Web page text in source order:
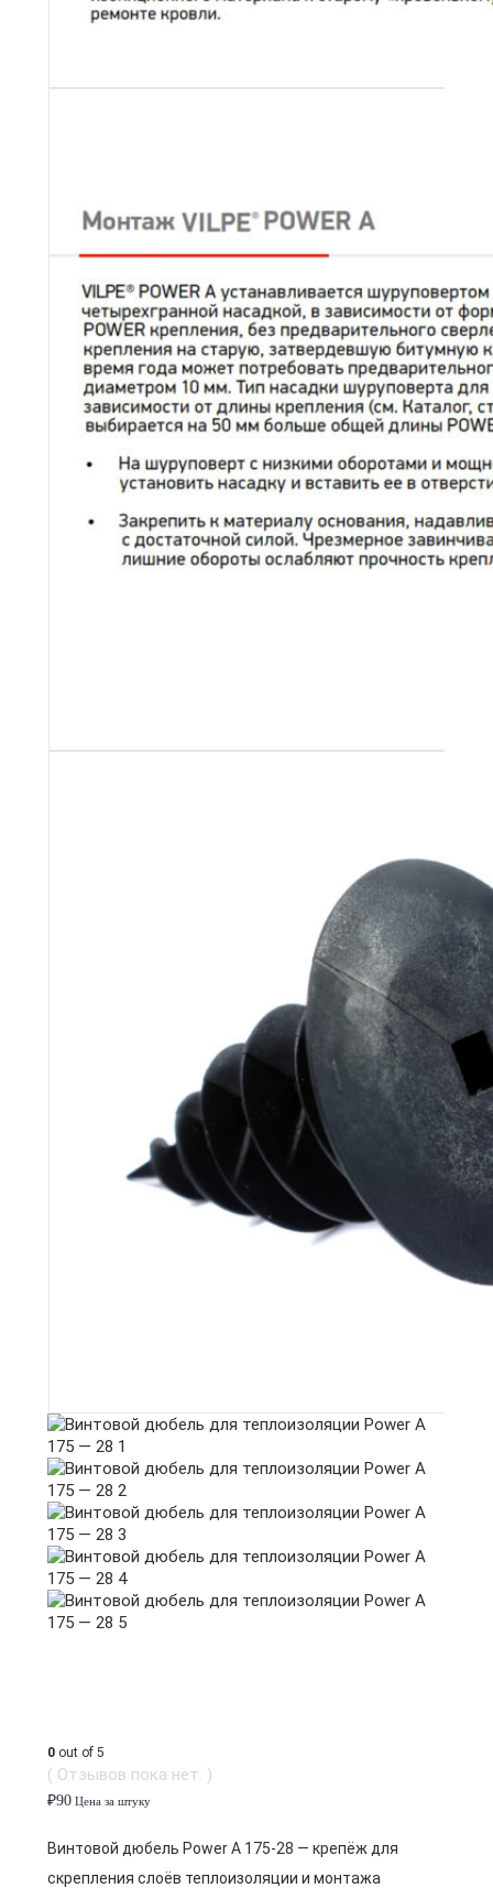
0 out of 5
( Отзывов пока нет. )
₽90 Цена за штуку
Винтовой дюбель Power A 175-28 — крепёж для
скрепления слоёв теплоизоляции и монтажа